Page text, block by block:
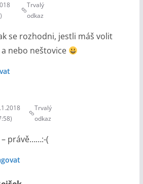
Trvalý
odkaz
se rozhodni, jestli máš volit
nebo neštovice
Trvalý
odkaz
– právě……:-(